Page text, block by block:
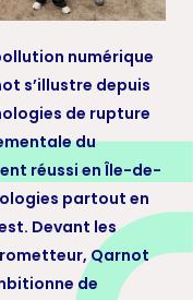
numérique
s’illustre depuis
de rupture
du
réussi en Île-de-
partout en
Devant les
Qarnot
de